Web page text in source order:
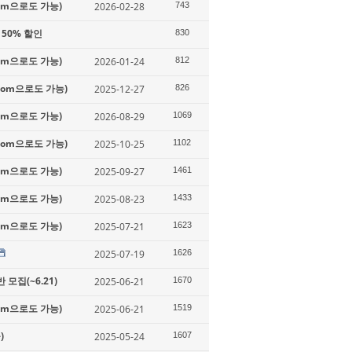
으로도 가능) 2026-02-28 743
할인 830
으로도 가능) 2026-01-24 812
으로도 가능) 2025-12-27 826
으로도 가능) 2026-08-29 1069
으로도 가능) 2025-10-25 1102
으로도 가능) 2025-09-27 1461
으로도 가능) 2025-08-23 1433
으로도 가능) 2025-07-21 1623
2025-07-19 1626
모집(~6.21) 2025-06-21 1670
으로도 가능) 2025-06-21 1519
2025-05-24 1607